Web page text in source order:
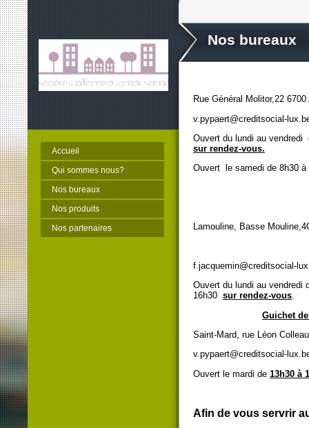
Accueil
Qui sommes nous?
Nos bureaux
Nos produits
Nos partenaires
Nos bureaux
Rue Général Molitor,22 6700
v.pypaert@creditsocial-
Ouvert du lundi au vendredi
sur rendez-vous.
Ouvert le samedi de 8h30
Lamouline, Basse
f.jacquemin@creditsocial-
Ouvert du lundi au vendredi
16h30 sur rendez-vous.
Guichet
Saint-Mard, rue Léon
v.pypaert@creditsocial-
Ouvert le mardi de 13h30 à
Afin de vous servrir